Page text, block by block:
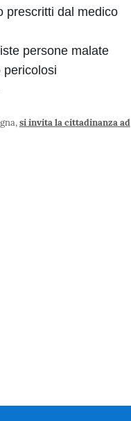
prescritti dal medico
persone malate
pericolosi
si invita la cittadinanza ad